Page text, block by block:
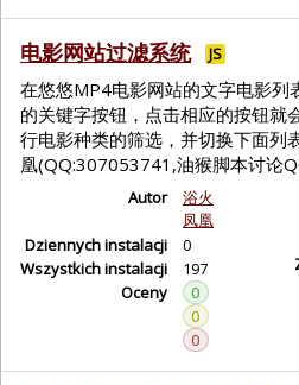
电影网站过滤系统 JS
在悠悠MP4电影网站的文字电影列
的关键字按钮，点击相应的按钮就
行电影种类的筛选，并切换下面列
凰(QQ:307053741,油猴脚本讨论
Autor
浴火
凤凰
Dziennych instalacji
0
Wszystkich instalacji
197
Oceny
0
0
0